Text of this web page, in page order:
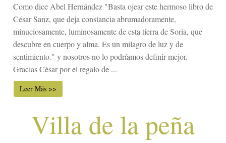
Como dice Abel Hernández "Basta ojear este hermoso libro de
César Sanz, que deja constancia abrumadoramente,
minuciosamente, luminosamente de esta tierra de Soria, que
descubre en cuerpo y alma. Es un milagro de luz y de
sentimiento." y nosotros no lo podríamos definir mejor.
Gracias César por el regalo de ...
Leer Más >>
Villa de la peña